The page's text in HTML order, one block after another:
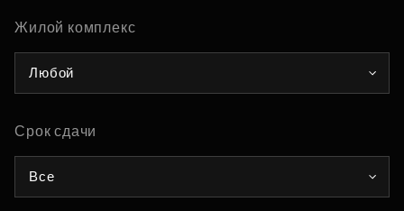
Жилой комплекс
Любой
Срок сдачи
Все